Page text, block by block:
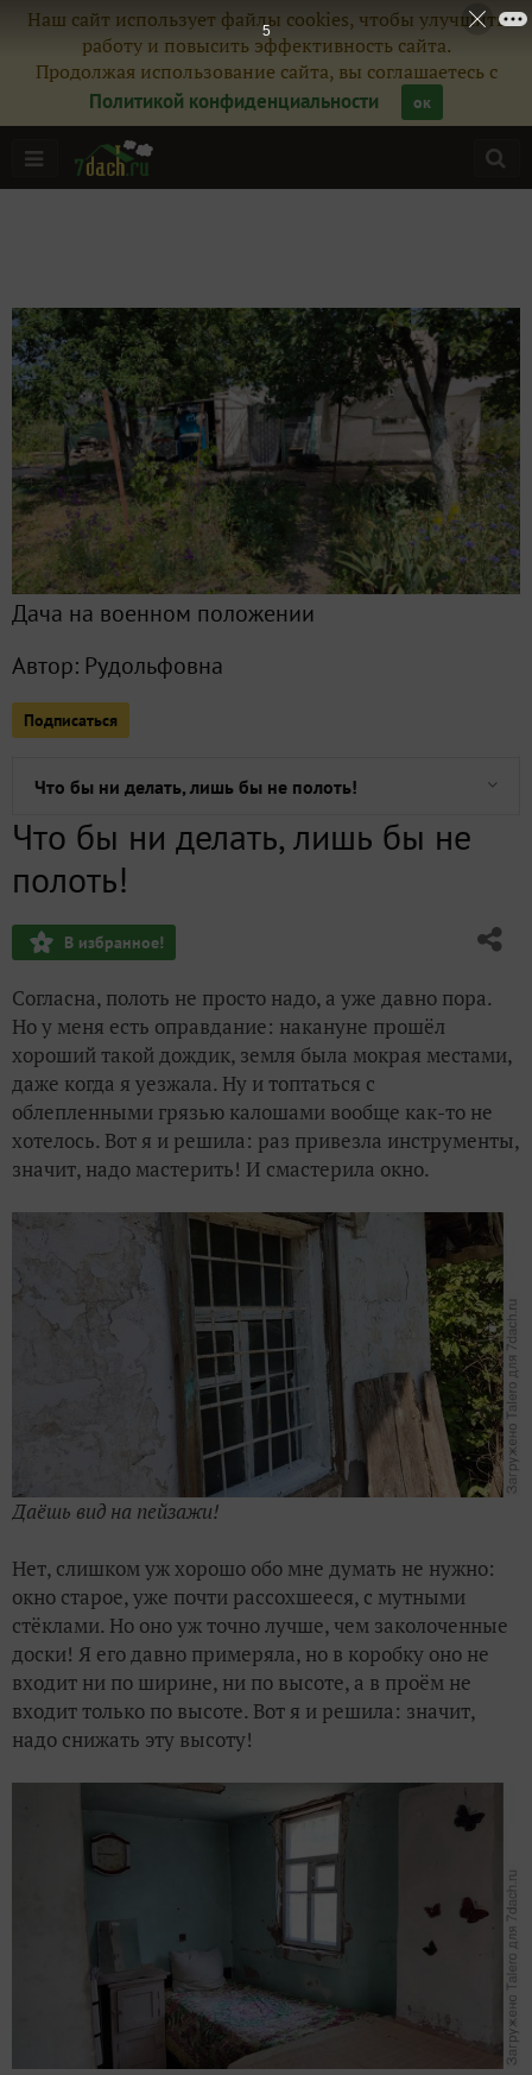
Наш сайт использует файлы cookies, чтобы улучшить
работу и повысить эффективность сайта.
Продолжая использование сайта, вы соглашаетесь с
Политикой конфиденциальности
ок
Дача на военном положении
Автор: Рудольфовна
Подписаться
Главная
Подписчики 50
Все публикации 222
Сейчас обсуждают
Середина сезона
Что бы ни делать, лишь бы не полоть!
Общество требует жертв
Лето даёт амнистию
Покос с приключениями
После урагана
Эксперимент продолжается
Последний из рода томатов
Если отчизна тебя не просила, зачем ты полезла в
Что бы ни делать, лишь бы не
полоть!
В избранное!
Согласна, полоть не просто надо, а уже давно пора.
Но у меня есть оправдание: накануне прошёл
хороший такой дождик, земля была мокрая местами,
даже когда я уезжала. Ну и топтаться с
облепленными грязью калошами вообще как-то не
хотелось. Вот я и решила: раз привезла инструменты,
значит, надо мастерить! И смастерила окно.
Даёшь вид на пейзажи!
Нет, слишком уж хорошо обо мне думать не нужно:
окно старое, уже почти рассохшееся, с мутными
стёклами. Но оно уж точно лучше, чем заколоченные
доски! Я его давно примеряла, но в коробку оно не
входит ни по ширине, ни по высоте, а в проём не
входит только по высоте. Вот я и решила: значит,
надо снижать эту высоту!
3